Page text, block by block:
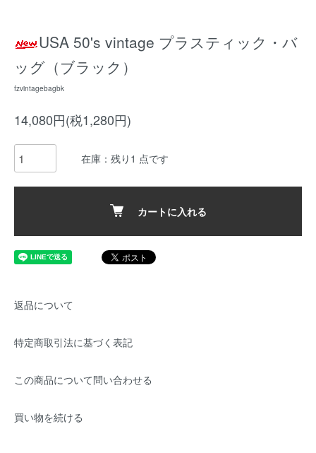
USA 50's vintage プラスティック・バ
ッグ（ブラック）
fzvintagebagbk
14,080円(税1,280円)
在庫：残り1 点です
カートに入れる
返品について
特定商取引法に基づく表記
この商品について問い合わせる
買い物を続ける